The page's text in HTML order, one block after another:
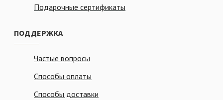
Подарочные сертификаты
ПОДДЕРЖКА
Частые вопросы
Способы оплаты
Способы доставки